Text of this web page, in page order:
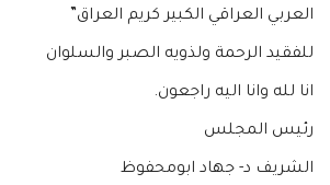
العربي العراقي الكبير كريم العراق”
للفقيد الرحمة ولذويه الصبر والسلوان
انا لله وانا اليه راجعون.
رئيس المجلس
الشريف د- جهاد ابومحفوظ